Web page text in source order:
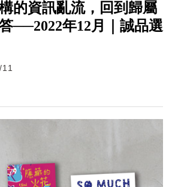
的資訊亂流，回到歸屬
──2022年12月｜誠品選